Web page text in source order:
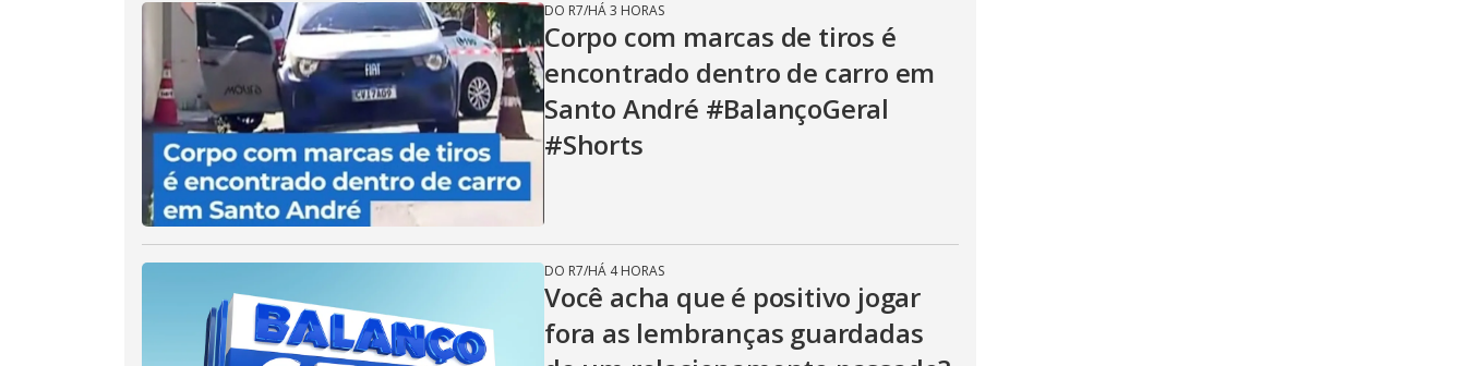
DO R7/HÁ 3 HORAS
Corpo com marcas de tiros é
encontrado dentro de carro em
Santo André #BalançoGeral
#Shorts
DO R7/HÁ 4 HORAS
Você acha que é positivo jogar
fora as lembranças guardadas